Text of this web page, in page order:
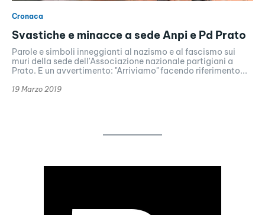
Cronaca
Svastiche e minacce a sede Anpi e Pd Prato
Parole e simboli inneggianti al nazismo e al fascismo sui
muri della sede dell'Associazione nazionale partigiani a
Prato. E un avvertimento: "Arriviamo" facendo riferimento...
19 Marzo 2019